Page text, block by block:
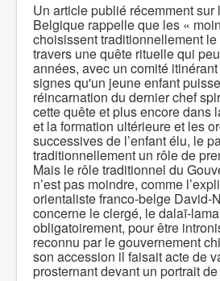
Un article publié récemment sur
Belgique rappelle que les «
choisissent traditionnellement
travers une quête rituelle qui
années, avec un comité
signes qu'un jeune enfant
réincarnation du dernier chef
cette quête et plus encore dans
et la formation ultérieure et les
successives de l’enfant élu, le
traditionnellement un rôle de
Mais le rôle traditionnel du
n’est pas moindre, comme
orientaliste franco-belge David-
concerne le clergé, le dalaï-
obligatoirement, pour être
reconnu par le gouvernement
son accession il faisait acte de
prosternant devant un portrait de